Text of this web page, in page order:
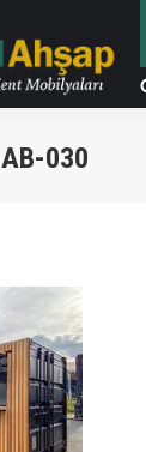
AB-030